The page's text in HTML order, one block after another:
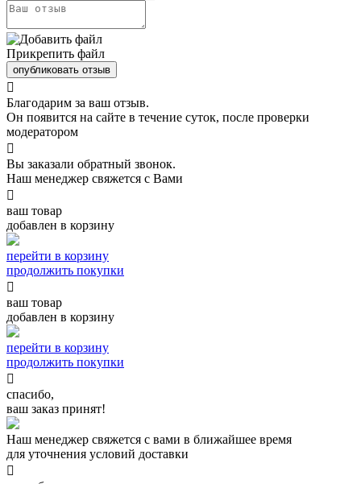
Прикрепить файл
опубликовать отзыв

Благодарим за ваш отзыв.
Он появится на сайте в течение суток, после проверки
модератором

Вы заказали обратный звонок.
Наш менеджер свяжется с Вами

ваш товар
добавлен в корзину
перейти в корзину
продолжить покупки

ваш товар
добавлен в корзину
перейти в корзину
продолжить покупки

спасибо,
ваш заказ принят!
Наш менеджер свяжется с вами в ближайшее время
для уточнения условий доставки
